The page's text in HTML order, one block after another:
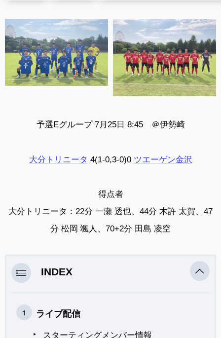
予選Eグループ 7月25日 8:45 ＠伊勢崎
大分トリニータ 4(1-0,3-0)0 ツエーゲン金沢
得点者
大分トリニータ：22分 一瀬 透也、44分 木許 太賀、47
分 松岡 颯人、70+2分 田島 凌空
INDEX
ライブ配信
スターティングメンバー情報